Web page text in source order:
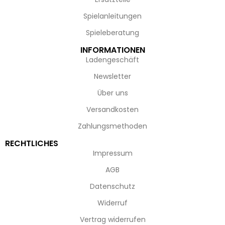
Spielanleitungen
Spieleberatung
INFORMATIONEN
Ladengeschäft
Newsletter
Über uns
Versandkosten
Zahlungsmethoden
RECHTLICHES
Impressum
AGB
Datenschutz
Widerruf
Vertrag widerrufen